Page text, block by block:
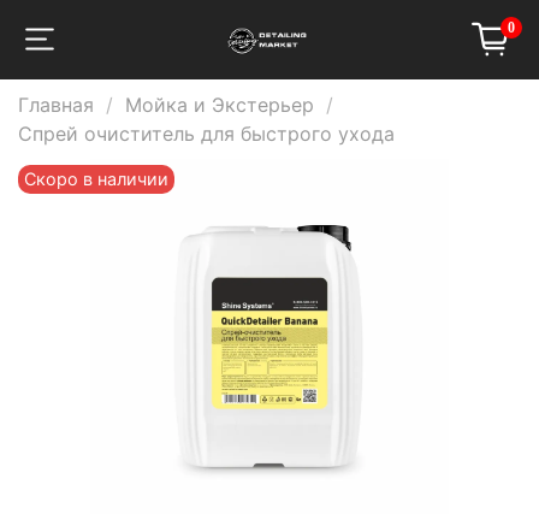
0
Главная
Мойка и Экстерьер
Спрей очиститель для быстрого ухода
Скоро в наличии